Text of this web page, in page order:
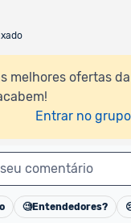
melhores ofertas
Entrar no grupo
comentário
🧐Entendedores?